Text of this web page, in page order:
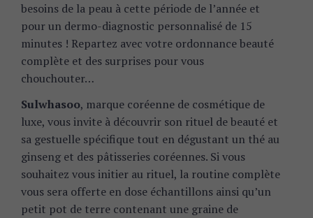
besoins de la peau à cette période de l’année et
pour un dermo-diagnostic personnalisé de 15
minutes ! Repartez avec votre ordonnance beauté
complète et des surprises pour vous
chouchouter…
Sulwhasoo, marque coréenne de cosmétique de
luxe, vous invite à découvrir son rituel de beauté et
sa gestuelle spécifique tout en dégustant un thé au
ginseng et des pâtisseries coréennes. Si vous
souhaitez vous initier au rituel, la routine complète
vous sera offerte en dose échantillons ainsi qu’un
petit pot de terre contenant une graine de